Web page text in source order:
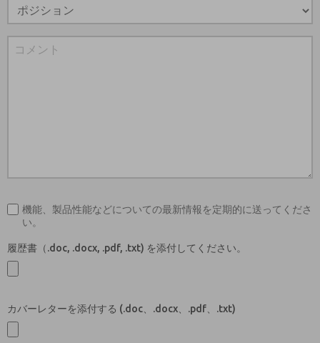
機能、製品性能などについての最新情報を定期的に送ってくださ
い。
履歴書（.doc, .docx, .pdf, .txt) を添付してください。
カバーレターを添付する (.doc、.docx、.pdf、.txt)